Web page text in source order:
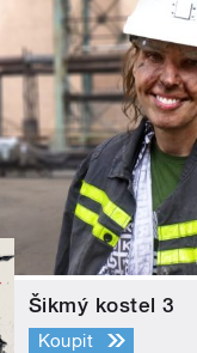
Šikmý kostel 3
Koupit